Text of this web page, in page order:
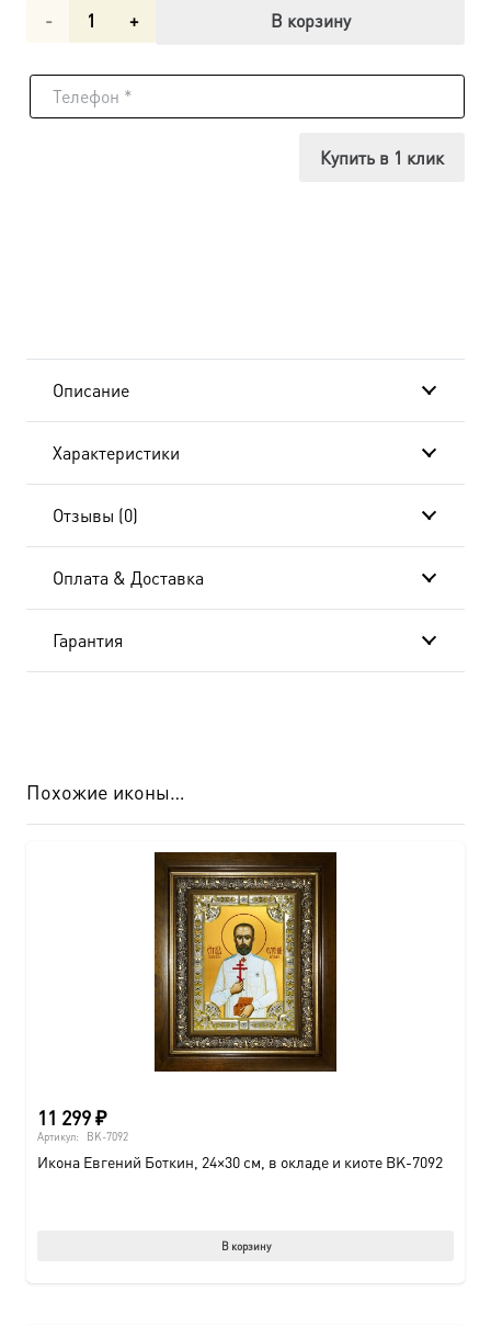
Количество
Икона
20x24
AK-
7092
В корзину
Купить в 1 клик
Описание
Характеристики
Отзывы (0)
Оплата & Доставка
Гарантия
Похожие иконы…
11 299₽
Артикул: BK-7092
Икона Евгений Боткин, 24×30 см, в окладе и киоте BK-7092
В корзину